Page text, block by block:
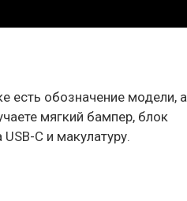
есть обозначение модели, а
мягкий бампер, блок
C и макулатуру.